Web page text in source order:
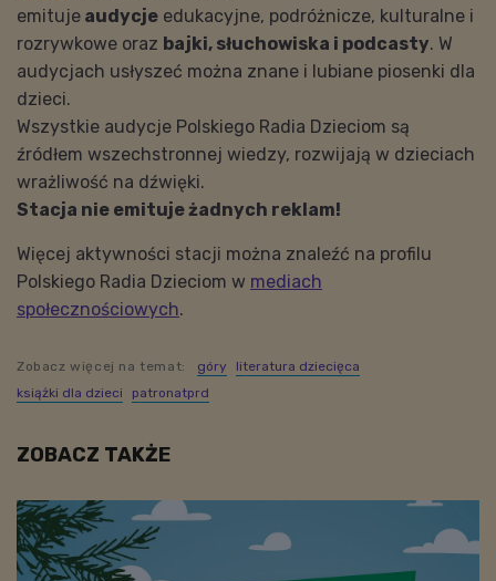
emituje audycje edukacyjne, podróżnicze, kulturalne i
rozrywkowe oraz bajki, słuchowiska i podcasty. W
audycjach usłyszeć można znane i lubiane piosenki dla
dzieci.
Wszystkie audycje Polskiego Radia Dzieciom są
źródłem wszechstronnej wiedzy, rozwijają w dzieciach
wrażliwość na dźwięki.
Stacja nie emituje żadnych reklam!
Więcej aktywności stacji można znaleźć na profilu
Polskiego Radia Dzieciom w mediach
społecznościowych.
Zobacz więcej na temat: góry
literatura dziecięca
książki dla dzieci
patronatprd
ZOBACZ TAKŻE